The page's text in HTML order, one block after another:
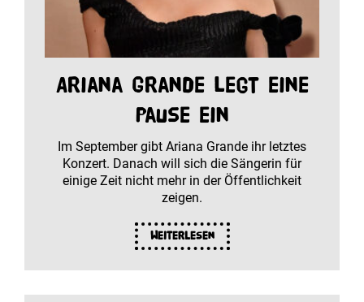
Ariana Grande legt eine
Pause ein
Im September gibt Ariana Grande ihr letztes
Konzert. Danach will sich die Sängerin für
einige Zeit nicht mehr in der Öffentlichkeit
zeigen.
Weiterlesen